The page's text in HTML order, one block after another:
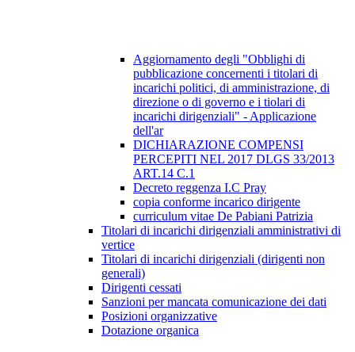
Aggiornamento degli "Obblighi di
pubblicazione concernenti i titolari di
incarichi politici, di amministrazione, di
direzione o di governo e i tiolari di
incarichi dirigenziali" - Applicazione
dell'ar
DICHIARAZIONE COMPENSI
PERCEPITI NEL 2017 DLGS 33/2013
ART.14 C.1
Decreto reggenza I.C Pray
copia conforme incarico dirigente
curriculum vitae De Pabiani Patrizia
Titolari di incarichi dirigenziali amministrativi di
vertice
Titolari di incarichi dirigenziali (dirigenti non
generali)
Dirigenti cessati
Sanzioni per mancata comunicazione dei dati
Posizioni organizzative
Dotazione organica